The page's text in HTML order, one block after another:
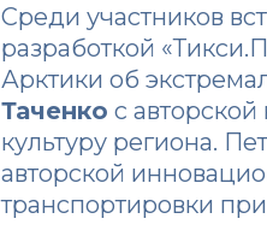
Среди участников
разработкой
Арктики об
Таченко с
культуру региона.
авторской
транспортировки